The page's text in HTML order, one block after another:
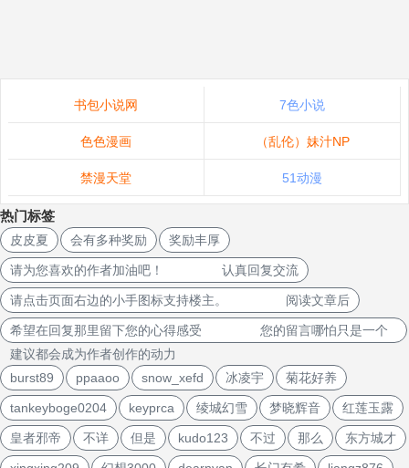
书包小说网 7色小说
色色漫画 （乱伦）妹汁NP
禁漫天堂 51动漫
热门标签
皮皮夏 会有多种奖励 奖励丰厚
请为您喜欢的作者加油吧！ 认真回复交流
请点击页面右边的小手图标支持楼主。 阅读文章后
希望在回复那里留下您的心得感受 您的留言哪怕只是一个
建议都会成为作者创作的动力
burst89
ppaaoo snow_xefd 冰凌宇 菊花好养
tankeyboge0204 keyprca 绫城幻雪 梦晓辉音 红莲玉露
皇者邪帝 不详 但是 kudo123 不过 那么 东方城才